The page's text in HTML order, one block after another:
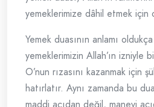
yemeklerimize dâhil etmek için
Yemek duasının anlamı
yemeklerimizin Allah’ın izniyle
O’nun rızasını kazanmak için
hatırlatır. Aynı zamanda bu